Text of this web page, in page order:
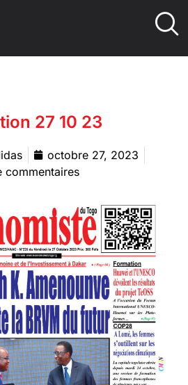
27 10 23
octobre 27, 2023
commentaires